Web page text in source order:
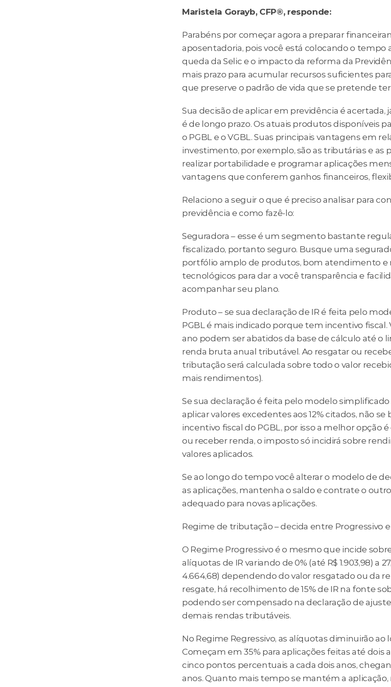
Maristela Gorayb, CFP®, responde:
Parabéns por começar agora a preparar
aposentadoria, pois você está colocando o tempo
queda da Selic e o impacto da reforma da
mais prazo para acumular recursos suficientes
que preserve o padrão de vida que se pretende
Sua decisão de aplicar em previdência é acertada,
é de longo prazo. Os atuais produtos disponíveis
o PGBL e o VGBL. Suas principais vantagens em
investimento, por exemplo, são as tributárias e as
realizar portabilidade e programar aplicações
vantagens que conferem ganhos financeiros,
Relaciono a seguir o que é preciso analisar para
previdência e como fazê-lo:
Seguradora – esse é um segmento bastante
fiscalizado, portanto seguro. Busque uma
portfólio amplo de produtos, bom atendimento e
tecnológicos para dar a você transparência e
acompanhar seu plano.
Produto – se sua declaração de IR é feita pelo
PGBL é mais indicado porque tem incentivo fiscal.
ano podem ser abatidos da base de cálculo até o
renda bruta anual tributável. Ao resgatar ou
tributação será calculada sobre todo o valor
mais rendimentos).
Se sua declaração é feita pelo modelo simplificado
aplicar valores excedentes aos 12% citados, não se
incentivo fiscal do PGBL, por isso a melhor opção é
ou receber renda, o imposto só incidirá sobre
valores aplicados.
Se ao longo do tempo você alterar o modelo de
as aplicações, mantenha o saldo e contrate o
adequado para novas aplicações.
Regime de tributação – decida entre Progressivo e
O Regime Progressivo é o mesmo que incide
alíquotas de IR variando de 0% (até R$ 1.903,98) a
4.664,68) dependendo do valor resgatado ou da
resgate, há recolhimento de 15% de IR na fonte
podendo ser compensado na declaração de
demais rendas tributáveis.
No Regime Regressivo, as alíquotas diminuirão
Começam em 35% para aplicações feitas até dois
cinco pontos percentuais a cada dois anos,
anos. Quanto mais tempo se mantém a